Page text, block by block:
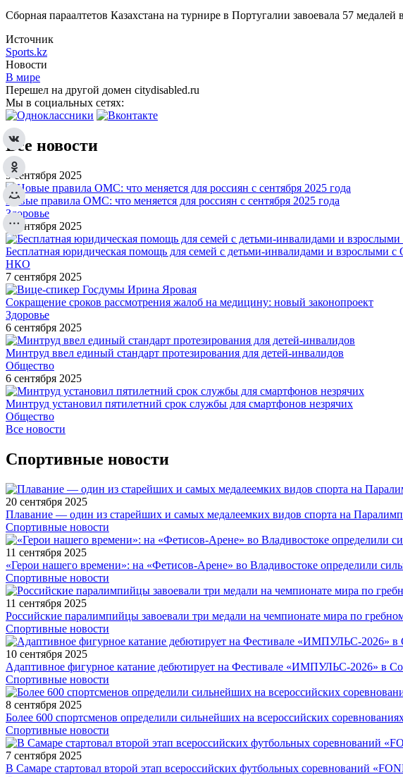
Сборная параалтетов Казахстана на турнире в Португалии завоевала 57
Источник
Sports.kz
Новости
В мире
Перешел на другой домен citydisabled.ru
Мы в социальных сетях:
Все новости
9 сентября 2025
Новые правила ОМС: что меняется для россиян с сентября 2025 года
Здоровье
8 сентября 2025
Бесплатная юридическая помощь для семей с детьми-инвалидами и взрослыми
НКО
7 сентября 2025
Сокращение сроков рассмотрения жалоб на медицину: новый законопроект
Здоровье
6 сентября 2025
Минтруд ввел единый стандарт протезирования для детей-инвалидов
Общество
6 сентября 2025
Минтруд установил пятилетний срок службы для смартфонов незрячих
Общество
Все новости
Спортивные новости
20 сентября 2025
Плавание — один из старейших и самых медалеемких видов спорта на
Спортивные новости
11 сентября 2025
«Герои нашего времени»: на «Фетисов-Арене» во Владивостоке определили
Спортивные новости
11 сентября 2025
Российские паралимпийцы завоевали три медали на чемпионате мира по
Спортивные новости
10 сентября 2025
Адаптивное фигурное катание дебютирует на Фестивале «ИМПУЛЬС-2026» в
Спортивные новости
8 сентября 2025
Более 600 спортсменов определили сильнейших на всероссийских
Спортивные новости
7 сентября 2025
В Самаре стартовал второй этап всероссийских футбольных соревнований